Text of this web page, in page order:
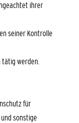
ihrer
seiner Kontrolle
werden.
für
sonstige